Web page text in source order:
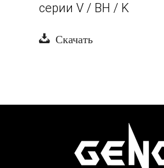
серии V / BH / K
Скачать